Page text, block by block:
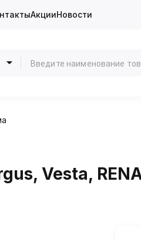
АкцииНовости
Vesta,